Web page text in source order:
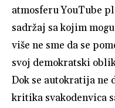
atmosferu YouTube
sadržaj sa kojim
više ne sme da se
svoj demokratski
Dok se autokratija ne
kritika svakodenvica